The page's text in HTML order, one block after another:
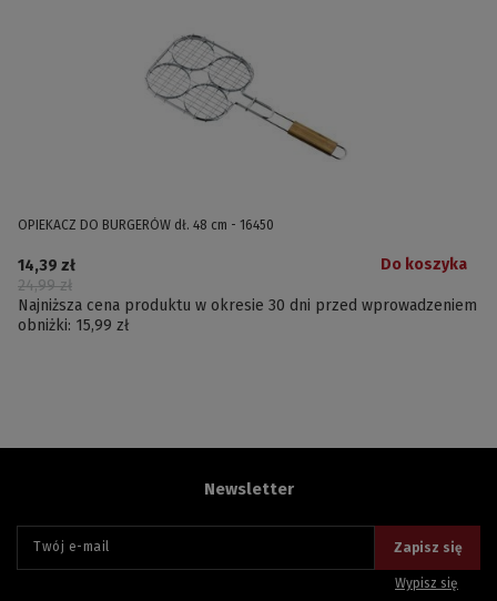
OPIEKACZ DO BURGERÓW dł. 48 cm - 16450
14,39 zł
24,99 zł
Najniższa cena produktu w okresie 30 dni przed wprowadzeniem
obniżki: 15,99 zł
Do koszyka
Newsletter
Twój e-mail Zapisz się
Wypisz się